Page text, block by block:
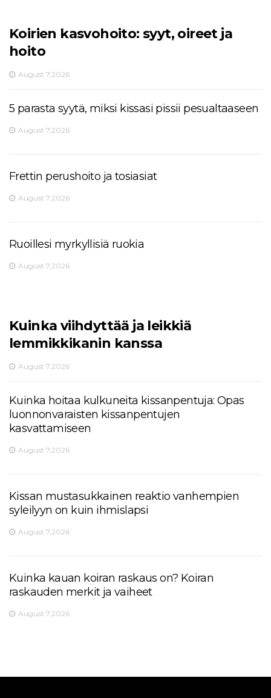
Koirien kasvohoito: syyt, oireet ja
hoito
August 7,2026
5 parasta syytä, miksi kissasi pissii pesualtaaseen
August 7,2026
Frettin perushoito ja tosiasiat
August 7,2026
Ruoillesi myrkyllisiä ruokia
August 7,2026
Kuinka viihdyttää ja leikkiä
lemmikkikanin kanssa
August 7,2026
Kuinka hoitaa kulkuneita kissanpentuja: Opas
luonnonvaraisten kissanpentujen
kasvattamiseen
August 7,2026
Kissan mustasukkainen reaktio vanhempien
syleilyyn on kuin ihmislapsi
August 7,2026
Kuinka kauan koiran raskaus on? Koiran
raskauden merkit ja vaiheet
August 7,2026